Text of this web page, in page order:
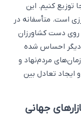
توزیع کنیم. این
است. متأسفانه در
روی دست کشاورزان
دیگر احساس شده
مردم‌نهاد و
ایجاد تعادل بین
جهانی